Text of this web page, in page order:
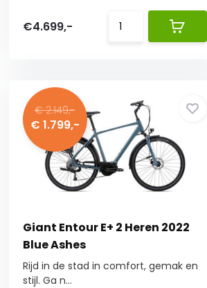
€4.699,-
€ 2.149,-
€ 1.799,-
Giant Entour E+ 2 Heren 2022
Blue Ashes
Rijd in de stad in comfort, gemak en
stijl. Ga n...